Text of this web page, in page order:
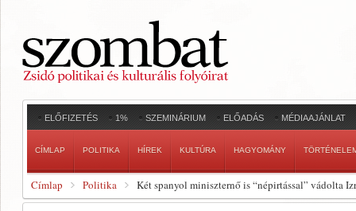
ELŐFIZETÉS 1% SZEMINÁRIUM ELŐADÁS MÉDIAAJÁNLAT
CÍMLAP POLITIKA HÍREK KULTÚRA HAGYOMÁNY
Címlap Politika Két spanyol miniszternő is “népirtással” vádolta